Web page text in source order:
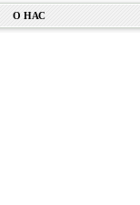
О НАС